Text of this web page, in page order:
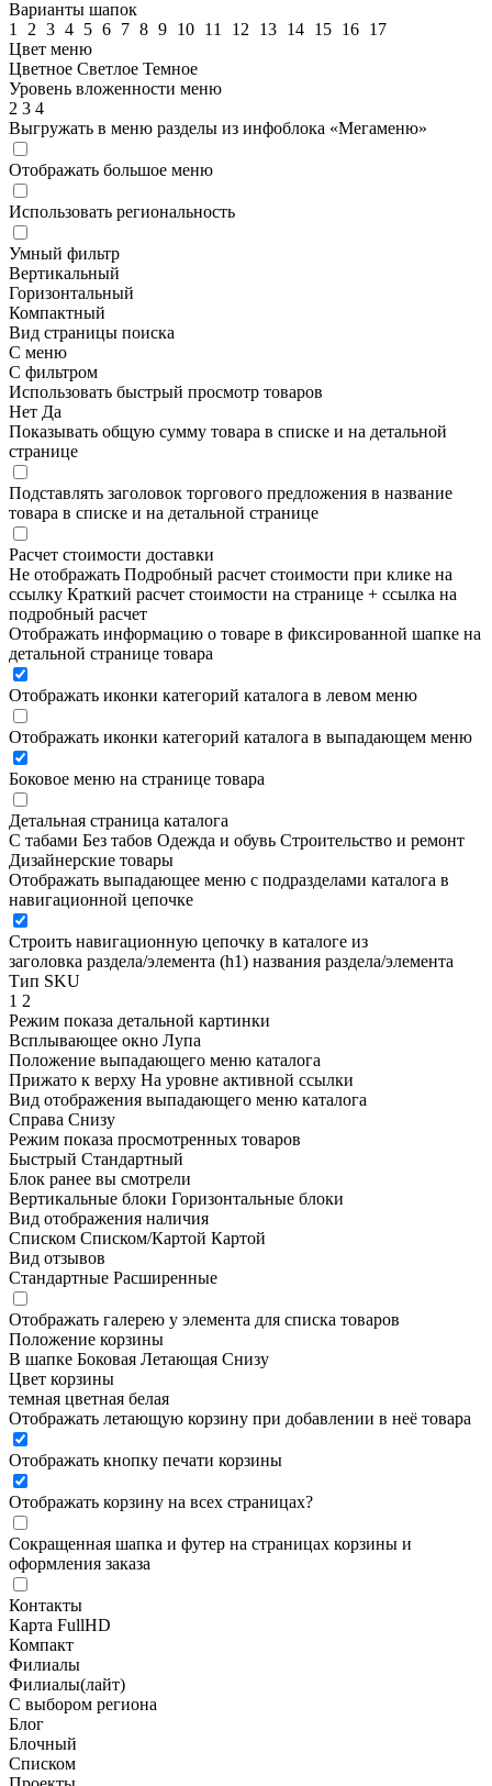
Варианты шапок
1
2 3 4 5 6 7 8 9 10 11 12 13 14 15 16 17
Цвет меню
Цветное Светлое Темное
Уровень вложенности меню
2 3 4
Выгружать в меню разделы из инфоблока «Мегаменю»
Отображать большое меню
Использовать региональность
Умный фильтр
Вертикальный
Горизонтальный
Компактный
Вид страницы поиска
С меню
С фильтром
Использовать быстрый просмотр товаров
Нет Да
Показывать общую сумму товара в списке и на детальной
странице
Подставлять заголовок торгового предложения в название
товара в списке и на детальной странице
Расчет стоимости доставки
Не отображать Подробный расчет стоимости при клике на
ссылку Краткий расчет стоимости на странице + ссылка на
подробный расчет
Отображать информацию о товаре в фиксированной шапке на
детальной странице товара
Отображать иконки категорий каталога в левом меню
Отображать иконки категорий каталога в выпадающем меню
Боковое меню на странице товара
Детальная страница каталога
С табами Без табов Одежда и обувь Строительство и ремонт
Дизайнерские товары
Отображать выпадающее меню с подразделами каталога в
навигационной цепочке
Строить навигационную цепочку в каталоге из
заголовка раздела/элемента (h1) названия раздела/элемента
Тип SKU
1 2
Режим показа детальной картинки
Всплывающее окно Лупа
Положение выпадающего меню каталога
Прижато к верху На уровне активной ссылки
Вид отображения выпадающего меню каталога
Справа Снизу
Режим показа просмотренных товаров
Быстрый Стандартный
Блок ранее вы смотрели
Вертикальные блоки Горизонтальные блоки
Вид отображения наличия
Списком Списком/Картой Картой
Вид отзывов
Стандартные Расширенные
Отображать галерею у элемента для списка товаров
Положение корзины
В шапке Боковая Летающая Снизу
Цвет корзины
темная цветная белая
Отображать летающую корзину при добавлении в неё товара
Отображать кнопку печати корзины
Отображать корзину на всех страницах?
Сокращенная шапка и футер на страницах корзины и
оформления заказа
Контакты
Карта FullHD
Компакт
Филиалы
Филиалы(лайт)
С выбором региона
Блог
Блочный
Списком